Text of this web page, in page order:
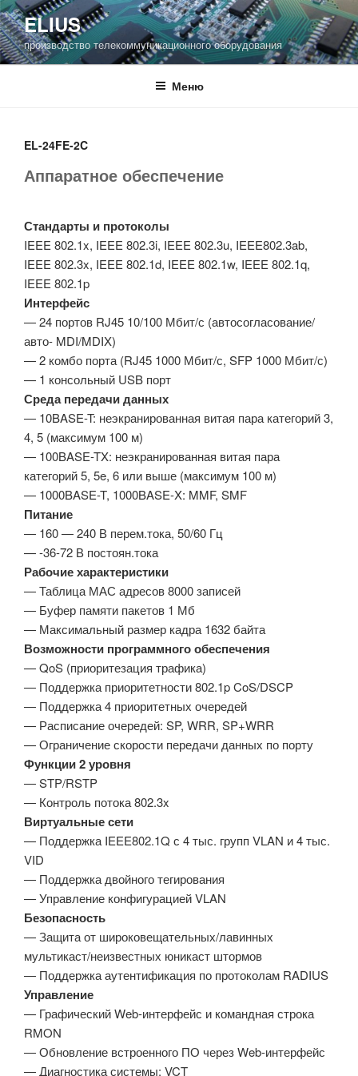
Перейти
к
содержимому
ELIUS
производство телекоммуникационного оборудования
Меню
EL-24FE-2C
Аппаратное обеспечение
Стандарты и протоколы
IEEE 802.1x, IEEE 802.3i, IEEE 802.3u, IEEE802.3ab,
IEEE 802.3x, IEEE 802.1d, IEEE 802.1w, IEEE 802.1q,
IEEE 802.1p
Интерфейс
— 24 портов RJ45 10/100 Мбит/с (автосогласование/
авто- MDI/MDIX)
— 2 комбо порта (RJ45 1000 Мбит/с, SFP 1000 Мбит/с)
— 1 консольный USB порт
Среда передачи данных
— 10BASE-T: неэкранированная витая пара категорий 3,
4, 5 (максимум 100 м)
— 100BASE-TX: неэкранированная витая пара
категорий 5, 5e, 6 или выше (максимум 100 м)
— 1000BASE-T, 1000BASE-X: MMF, SMF
Питание
— 160 — 240 В перем.тока, 50/60 Гц
— -36-72 В постоян.тока
Рабочие характеристики
— Таблица МАС адресов 8000 записей
— Буфер памяти пакетов 1 Мб
— Максимальный размер кадра 1632 байта
Возможности программного обеспечения
— QoS (приоритезация трафика)
— Поддержка приоритетности 802.1p CoS/DSCP
— Поддержка 4 приоритетных очередей
— Расписание очередей: SP, WRR, SP+WRR
— Ограничение скорости передачи данных по порту
Функции 2 уровня
— STP/RSTP
— Контроль потока 802.3x
Виртуальные сети
— Поддержка IEEE802.1Q с 4 тыс. групп VLAN и 4 тыс.
VID
— Поддержка двойного тегирования
— Управление конфигурацией VLAN
Безопасность
— Защита от широковещательных/лавинных
мультикаст/неизвестных юникаст штормов
— Поддержка аутентификация по протоколам RADIUS
Управление
— Графический Web-интерфейс и командная строка
RMON
— Обновление встроенного ПО через Web-интерфейс
— Диагностика системы: VCT